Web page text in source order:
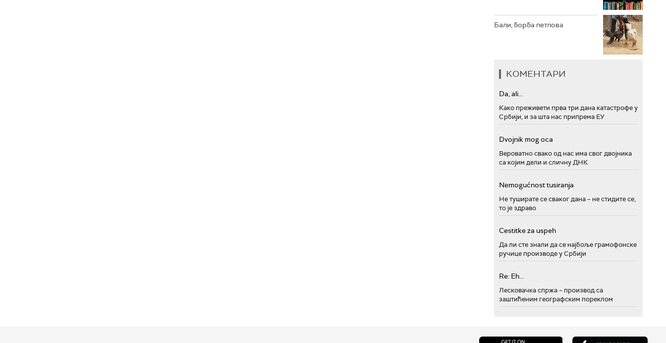
Бали, борба петлова
КОМЕНТАРИ
Da, ali...
Како преживети прва три дана катастрофе у
Србији, и за шта нас припрема ЕУ
Dvojnik mog oca
Вероватно свако од нас има свог двојника
са којим дели и сличну ДНК
Nemogućnost tusiranja
Не туширате се сваког дана – не стидите се,
то је здраво
Cestitke za uspeh
Да ли сте знали да се најбоље грамофонске
ручице производе у Србији
Re: Eh...
Лесковачка спржа – производ са
заштићеним географским пореклом